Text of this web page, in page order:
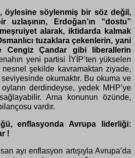
öylesine söylenmiş bir söz değil,
Erdoğan’ın “dostu”
alarak, iktidarda kalmak
tuzaklara çekenlerin, yani
Cengiz Çandar gibi liberallerin
yeni partisi İYİP’ten yükselen
şekilde kavramaktan ziyade,
okumaktır. Bu okuma ve
derdindeyse, yedek MHP’ye
Ama konunun özünde,
vardır.
enflasyonda Avrupa liderliği:
!
ayı enflasyon artışıyla Avrupa’da